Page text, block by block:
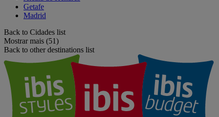
Getafe
Madrid
Back to Cidades list
Mostrar mais (51)
Back to other destinations list